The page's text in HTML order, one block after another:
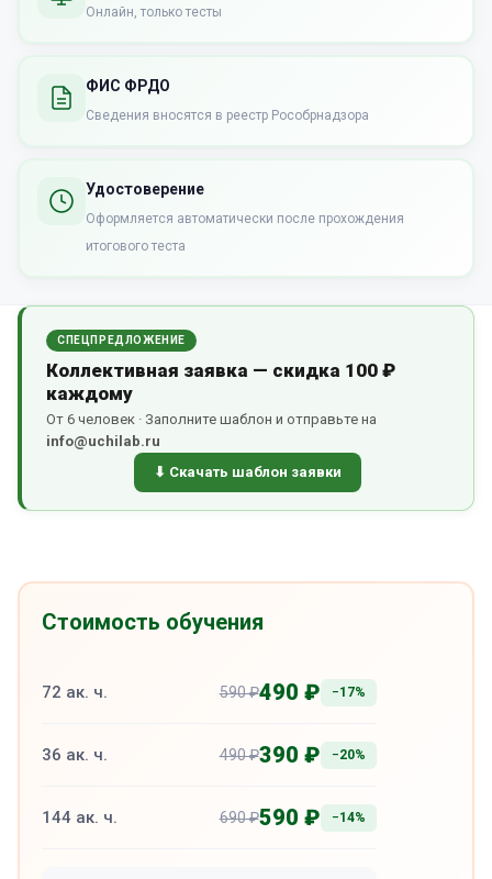
Онлайн, только тесты
ФИС ФРДО
Сведения вносятся в реестр Рособрнадзора
Удостоверение
Оформляется автоматически после прохождения
итогового теста
СПЕЦПРЕДЛОЖЕНИЕ
Коллективная заявка — скидка 100 ₽
каждому
От 6 человек · Заполните шаблон и отправьте на
info@uchilab.ru
⬇ Скачать шаблон заявки
Стоимость обучения
72 ак. ч. 590 ₽490 ₽ −17%
36 ак. ч. 490 ₽390 ₽ −20%
144 ак. ч. 690 ₽590 ₽ −14%